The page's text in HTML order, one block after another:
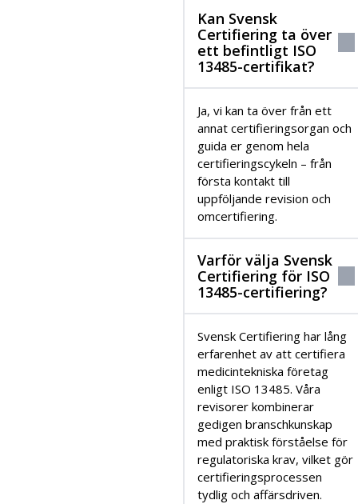
Kan Svensk
Certifiering ta över
ett befintligt ISO
13485-certifikat?
Ja, vi kan ta över från ett
annat certifieringsorgan och
guida er genom hela
certifieringscykeln – från
första kontakt till
uppföljande revision och
omcertifiering.
Varför välja Svensk
Certifiering för ISO
13485-certifiering?
Svensk Certifiering har lång
erfarenhet av att certifiera
medicintekniska företag
enligt ISO 13485. Våra
revisorer kombinerar
gedigen branschkunskap
med praktisk förståelse för
regulatoriska krav, vilket gör
certifieringsprocessen
tydlig och affärsdriven.